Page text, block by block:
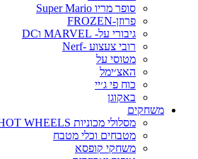
סופר מריו Super Mario
פרוזן-FROZEN
גיבורי על- MARVEL וDC
רובי צעצוע -Nerf
מטוסי על
האצ׳ימל
כוח פי ג׳יי
באקוגן
משחקים
מסלולי מכוניות HOT WHEELS
מטבחים וכלי מטבח
משחקי קופסא